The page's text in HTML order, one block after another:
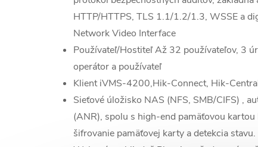
HTTP/HTTPS, TLS 1.1/1.2/1.3, WSSE a
Network Video Interface
Používateľ/HostiteľAž 32 používateľov, 3
operátor a používateľ
KlientiVMS-4200,Hik-Connect, Hik-
Sieťové úložisko NAS (NFS, SMB/CIFS) ,
(ANR), spolu s high-end pamäťovou
šifrovanie pamäťovej karty a detekcia stavu.